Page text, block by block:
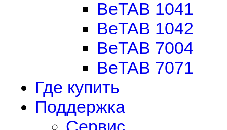
BeTAB 1041
BeTAB 1042
BeTAB 7004
BeTAB 7071
Где купить
Поддержка